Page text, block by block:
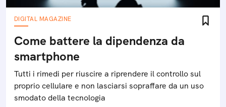
DIGITAL MAGAZINE
Come battere la dipendenza da
smartphone
Tutti i rimedi per riuscire a riprendere il controllo sul
proprio cellulare e non lasciarsi sopraffare da un uso
smodato della tecnologia